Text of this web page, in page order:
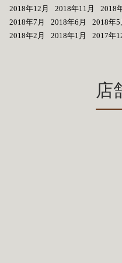
2018年12月
2018年11月 2018
2018年7月
2018年6月 2018年5
2018年2月
2018年1月 2017年
店